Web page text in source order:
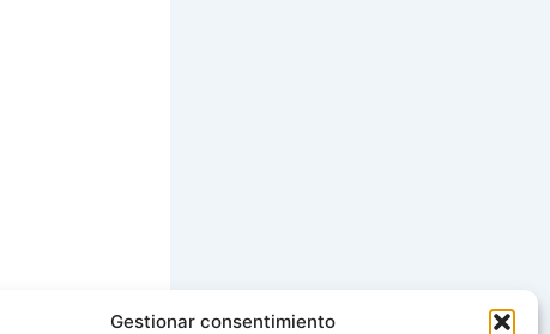
Gestionar consentimiento